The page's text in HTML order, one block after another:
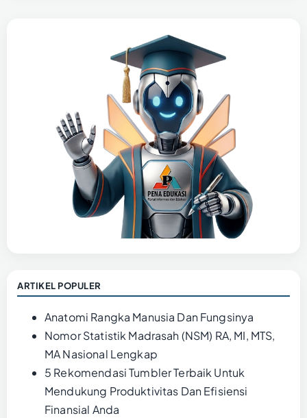
ARTIKEL POPULER
Anatomi Rangka Manusia Dan Fungsinya
Nomor Statistik Madrasah (NSM) RA, MI, MTS,
MA Nasional Lengkap
5 Rekomendasi Tumbler Terbaik Untuk
Mendukung Produktivitas Dan Efisiensi
Finansial Anda